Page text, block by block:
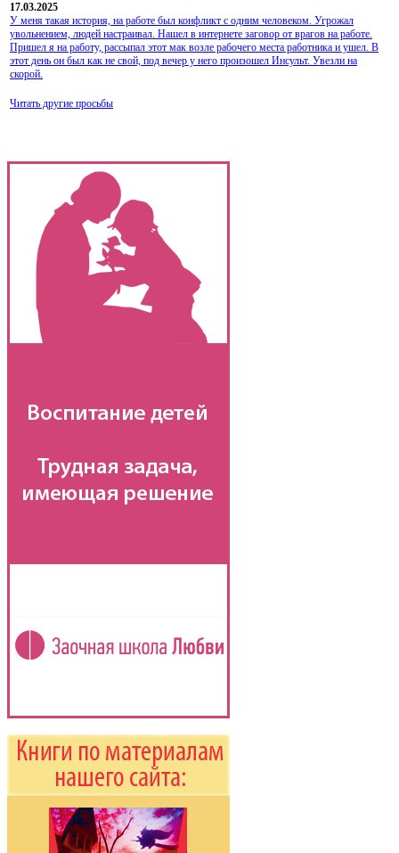
17.03.2025
У меня такая история, на работе был конфликт с одним человеком. Угрожал
увольнением, людей настраивал. Нашел в интернете заговор от врагов на работе.
Пришел я на работу, рассыпал этот мак возле рабочего места работника и ушел. В
этот день он был как не свой, под вечер у него произошел Инсульт. Увезли на
скорой.
Читать другие просьбы